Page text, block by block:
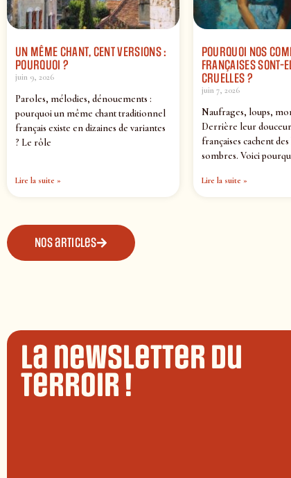
UN MÊME CHANT, CENT VERSIONS :
POURQUOI ?
juin 9, 2026
Paroles, mélodies, dénouements :
pourquoi un même chant traditionnel
français existe en dizaines de variantes
? Le rôle
Lire la suite »
POURQUOI NOS
FRANÇAISES SONT-
CRUELLES ?
juin 7, 2026
Naufrages, loups,
Derrière leur
françaises cachent
sombres. Voici
Lire la suite »
Nos articles
La newsletter du
terroir !